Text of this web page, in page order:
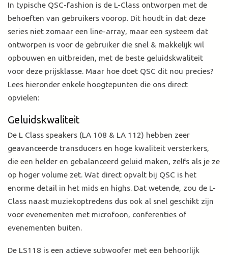
In typische QSC-fashion is de L-Class ontworpen met de
behoeften van gebruikers voorop. Dit houdt in dat deze
series niet zomaar een line-array, maar een systeem dat
ontworpen is voor de gebruiker die snel & makkelijk wil
opbouwen en uitbreiden, met de beste geluidskwaliteit
voor deze prijsklasse. Maar hoe doet QSC dit nou precies?
Lees hieronder enkele hoogtepunten die ons direct
opvielen:
Geluidskwaliteit
De L Class speakers (LA 108 & LA 112) hebben zeer
geavanceerde transducers en hoge kwaliteit versterkers,
die een helder en gebalanceerd geluid maken, zelfs als je ze
op hoger volume zet. Wat direct opvalt bij QSC is het
enorme detail in het mids en highs. Dat wetende, zou de L-
Class naast muziekoptredens dus ook al snel geschikt zijn
voor evenementen met microfoon, conferenties of
evenementen buiten.
De LS118 is een actieve subwoofer met een behoorlijk